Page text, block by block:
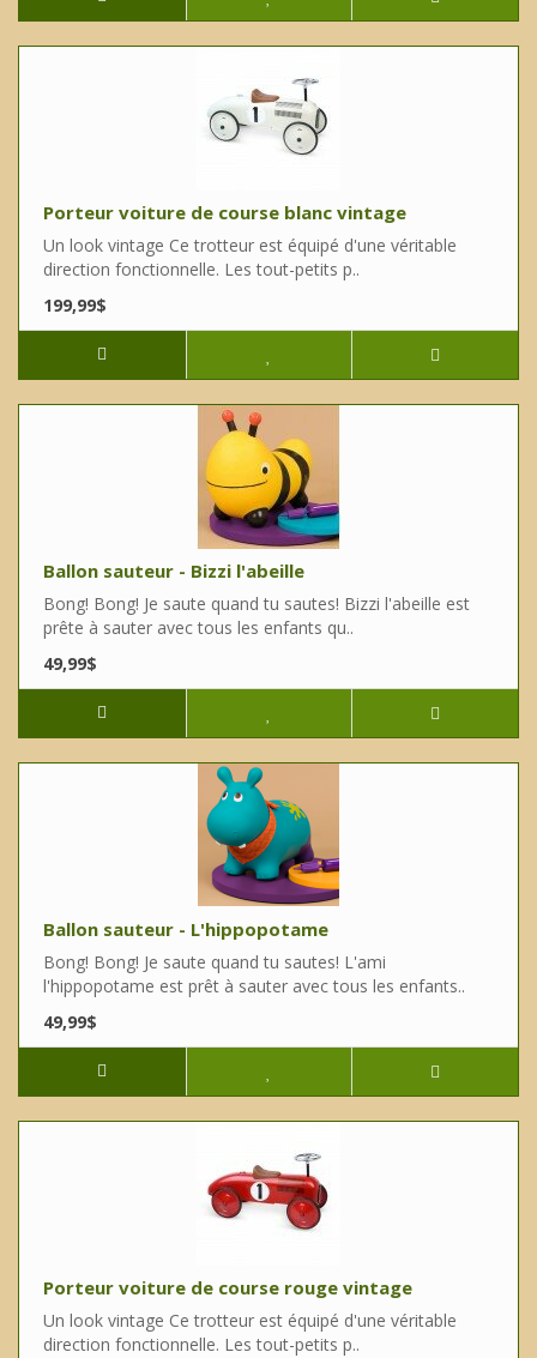
Porteur voiture de course blanc vintage
Un look vintage Ce trotteur est équipé d'une véritable
direction fonctionnelle. Les tout-petits p..
199,99$
Ballon sauteur - Bizzi l'abeille
Bong! Bong! Je saute quand tu sautes! Bizzi l'abeille est
prête à sauter avec tous les enfants qu..
49,99$
Ballon sauteur - L'hippopotame
Bong! Bong! Je saute quand tu sautes! L'ami
l'hippopotame est prêt à sauter avec tous les enfants..
49,99$
Porteur voiture de course rouge vintage
Un look vintage Ce trotteur est équipé d'une véritable
direction fonctionnelle. Les tout-petits p..